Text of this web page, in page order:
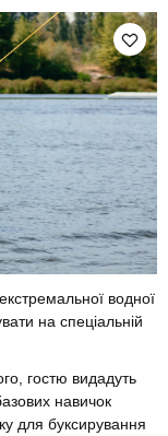
водної
на спеціальній
гостю видадуть
навичок
для буксирування